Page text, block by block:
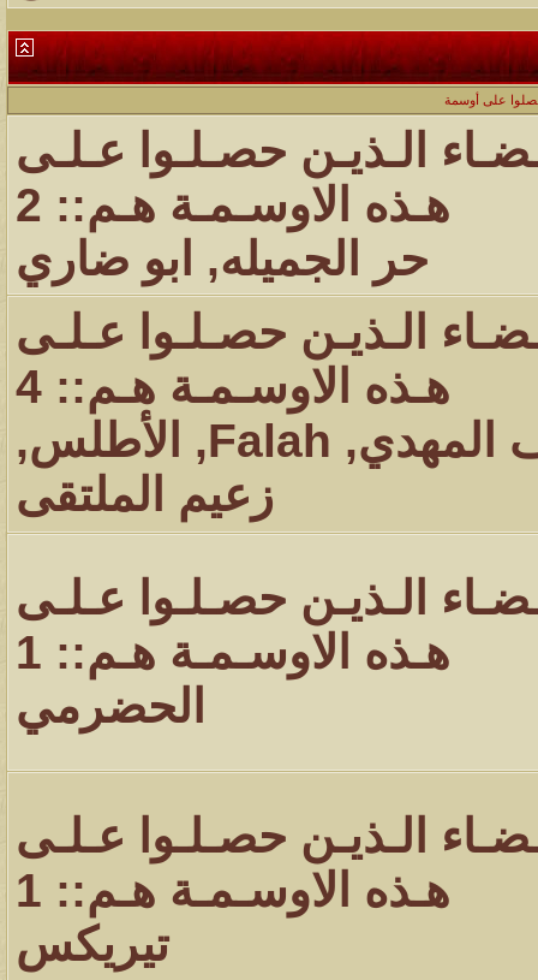
على أوسمة
الـذيـن حصـلـوا عـلـى
هـذه الاوسـمـة هـم:: 2
حر الجميله,
ابو ضاري
الـذيـن حصـلـوا عـلـى
هـذه الاوسـمـة هـم:: 4
المهدي,
Falah
, الأطلس,
زعيم الملتقى
الـذيـن حصـلـوا عـلـى
هـذه الاوسـمـة هـم:: 1
الحضرمي
الـذيـن حصـلـوا عـلـى
هـذه الاوسـمـة هـم:: 1
تيريكس